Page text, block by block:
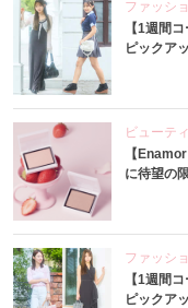
ファッシ
【1週間
ピックア
ビューテ
【
に待望の
ファッシ
【1週間
ピックア